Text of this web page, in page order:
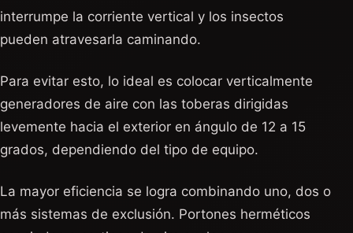
interrumpe la corriente vertical y los insectos
pueden atravesarla caminando.
Para evitar esto, lo ideal es colocar verticalmente
generadores de aire con las toberas dirigidas
levemente hacia el exterior en ángulo de 12 a 15
grados, dependiendo del tipo de equipo.
La mayor eficiencia se logra combinando uno, dos o
más sistemas de exclusión. Portones herméticos